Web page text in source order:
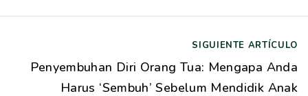
e
SIGUIENTE ARTÍCULO
Penyembuhan Diri Orang Tua: Mengapa Anda
Harus ‘Sembuh’ Sebelum Mendidik Anak